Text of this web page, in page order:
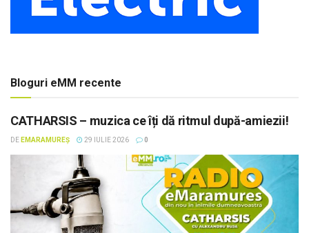
Bloguri eMM recente
CATHARSIS – muzica ce îți dă ritmul după-amiezii!
DE EMARAMUREȘ 29 IULIE 2026 0